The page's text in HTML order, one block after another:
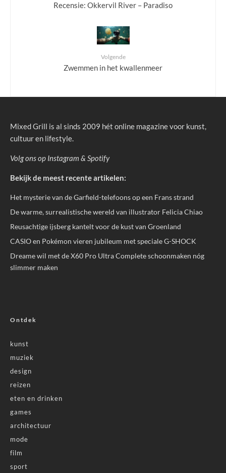
Recensie: Okkervil River – Paradiso
Volgende
Zwemmen in het kwallenmeer
Mixed Grill is al sinds 2009 hét online magazine voor kunst,
cultuur en lifestyle.
Volg ons op Instagram & Spotify
Bekijk de meest recente artikelen:
Het mysterie van de Garfield-telefoons op een Frans strand
De warme, surrealistische wereld van illustrator Felicia Chiao
Reusachtige ijsberg kantelt voor de kust van Groenland
CASIO en Pokémon vieren jubileum met speciale G-SHOCK
Dreame wil met de X60 Pro Ultra Complete schoonmaken nóg
slimmer maken
Ontdek
kunst
muziek
design
reizen
eten en drinken
games
architectuur
mode
film
sport